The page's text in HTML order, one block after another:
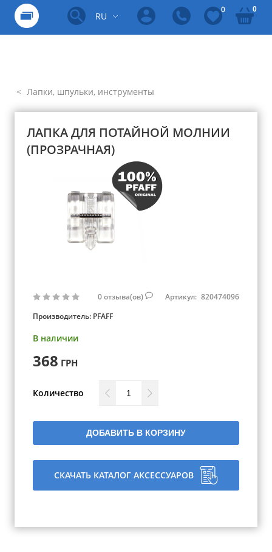
RU
0 0
Лапки, шпульки, инструменты
ЛАПКА ДЛЯ ПОТАЙНОЙ МОЛНИИ
(ПРОЗРАЧНАЯ)
0отзыва(ов) Артикул: 820474096
Производитель: PFAFF
В наличии
368 ГРН
Количество
ДОБАВИТЬ В КОРЗИНУ
СКАЧАТЬ КАТАЛОГ АКСЕССУАРОВ